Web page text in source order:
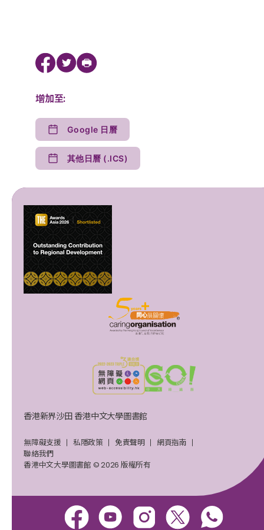
增加至:
Google 日曆
其他日曆 (.ICS)
香港新界沙田 香港中文大學圖書館
無障礙支援 私隱政策 免責聲明
網頁指南
聯絡我們
香港中文大學圖書館 © 2026 版權所有